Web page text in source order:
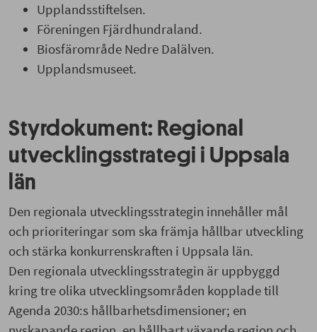
Upplandsstiftelsen.
Föreningen Fjärdhundraland.
Biosfärområde Nedre Dalälven.
Upplandsmuseet.
Styrdokument: Regional
utvecklingsstrategi i Uppsala
län
Den regionala utvecklingsstrategin innehåller mål
och prioriteringar som ska främja hållbar utveckling
och stärka konkurrenskraften i Uppsala län.
Den regionala utvecklingsstrategin är uppbyggd
kring tre olika utvecklingsområden kopplade till
Agenda 2030:s hållbarhetsdimensioner; en